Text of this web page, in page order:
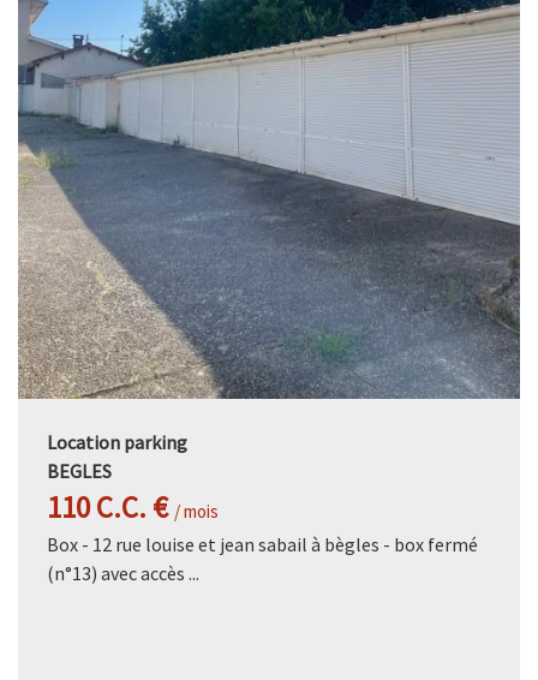
Location parking
BEGLES
110 C.C. € / mois
Box - 12 rue louise et jean sabail à bègles - box fermé
(n°13) avec accès ...